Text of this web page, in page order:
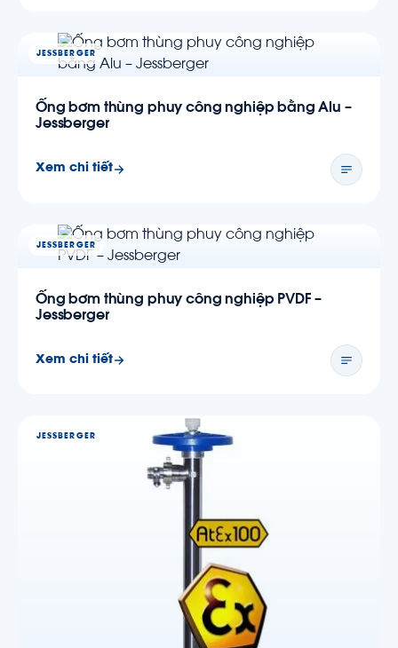
JESSBERGER
Ống bơm thùng phuy công nghiệp bằng Alu –
Jessberger
Xem chi tiết
JESSBERGER
Ống bơm thùng phuy công nghiệp PVDF –
Jessberger
Xem chi tiết
JESSBERGER